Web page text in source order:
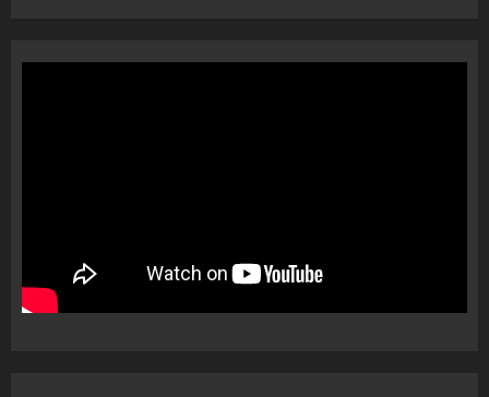
1
“bosen” Joana Nano për
abuzim me fondet publike dhe
pasuri të pajustifikuar